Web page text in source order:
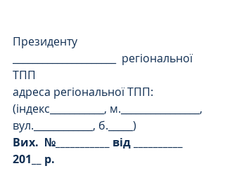
Президенту
_____________________  регіональної
ТПП
адреса регіональної ТПП:
(індекс___________, м.________________,
вул.____________, б._____)
Вих. №___________ від __________
201__ р.